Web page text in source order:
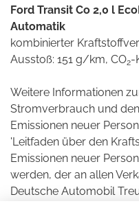
Ford Transit Co 2,0 l
Automatik
kombinierter
Ausstoß: 151 g/km, CO2-
Weitere Informationen
Stromverbrauch und
Emissionen neuer
'Leitfaden über den
Emissionen neuer
werden, der an allen
Deutsche Automobil